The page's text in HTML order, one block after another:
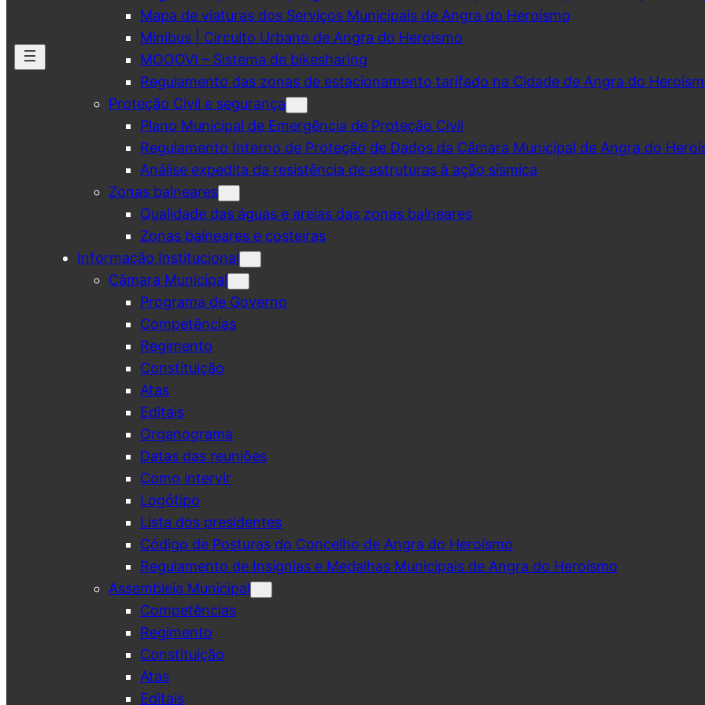
Mapa de viaturas dos Serviços Municipais de Angra do Heroísmo
Minibus | Circuito Urbano de Angra do Heroísmo
MOOOVI – Sistema de bikesharing
Regulamento das zonas de estacionamento tarifado na Cidade de Angra do
Proteção Civil e segurança
Plano Municipal de Emergência de Proteção Civil
Regulamento Interno de Proteção de Dados da Câmara Municipal de Angra do
Análise expedita da resistência de estruturas à ação sísmica
Zonas balneares
Qualidade das águas e areias das zonas balneares
Zonas balneares e costeiras
Informação Institucional
Câmara Municipal
Programa de Governo
Competências
Regimento
Constituição
Atas
Editais
Organograma
Datas das reuniões
Como intervir
Logótipo
Lista dos presidentes
Código de Posturas do Concelho de Angra do Heroísmo
Regulamento de Insígnias e Medalhas Municipais de Angra do Heroísmo
Assembleia Municipal
Competências
Regimento
Constituição
Atas
Editais